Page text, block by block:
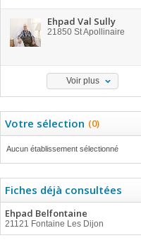
Ehpad Val Sully
21850 St Apollinaire
Voir plus
Votre sélection (0)
Aucun établissement sélectionné
Fiches déjà consultées
Ehpad Belfontaine
21121 Fontaine Les Dijon